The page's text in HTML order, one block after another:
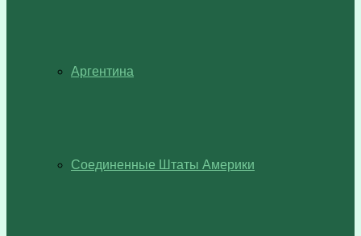
Аргентина
Соединенные Штаты Америки